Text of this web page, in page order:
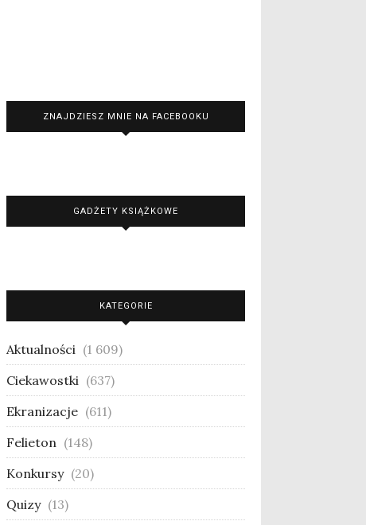
ZNAJDZIESZ MNIE NA FACEBOOKU
GADŻETY KSIĄŻKOWE
KATEGORIE
Aktualności (1 609)
Ciekawostki (637)
Ekranizacje (611)
Felieton (148)
Konkursy (20)
Quizy (13)